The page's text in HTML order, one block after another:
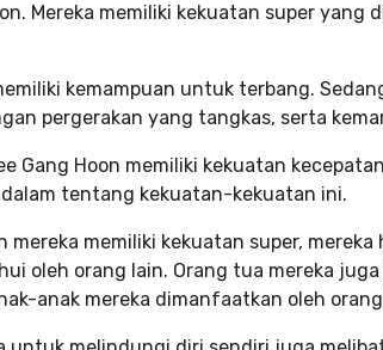
Mereka memiliki kekuatan super
kemampuan untuk terbang.
pergerakan yang tangkas, serta
Gang Hoon memiliki kekuatan
tentang kekuatan-kekuatan ini.
mereka memiliki kekuatan super,
oleh orang lain. Orang tua mereka
anak mereka dimanfaatkan oleh